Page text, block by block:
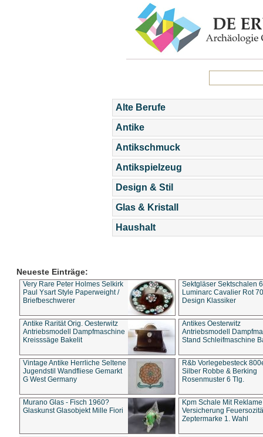
Alte Berufe
Antike
Antikschmuck
Antikspielzeug
Design & Stil
Glas & Kristall
Haushalt
Neueste Einträge:
Very Rare Peter Holmes Selkirk
Paul Ysart Style Paperweight /
Briefbeschwerer
Sektgläser Sektschalen
Luminarc Cavalier Rot
Design Klassiker
Antike Rarität Orig. Oesterwitz
Antriebsmodell Dampfmaschine
Kreisssäge Bakelit
Antikes Oesterwitz
Antriebsmodell
Stand Schleifmaschine
Vintage Antike Herrliche Seltene
Jugendstil Wandfliese Gemarkt
G West Germany
R&b Vorlegebesteck
Silber Robbe & Berking
Rosenmuster 6 Tlg.
Murano Glas - Fisch 1960?
Glaskunst Glasobjekt Mille Fiori
Kpm Schale Mit Reklame
Versicherung
Zeptermarke 1. Wahl